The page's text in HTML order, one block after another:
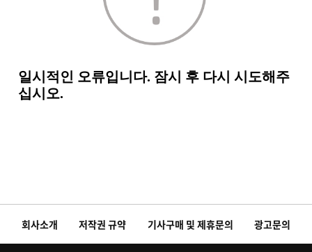
회사소개 저작권 규약 기사구매 및 제휴문의 광고문의